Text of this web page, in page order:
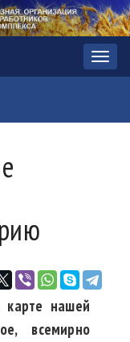
Меню
нашей
всемирно